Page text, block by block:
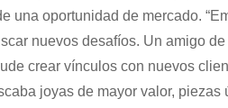
una oportunidad de mercado.
nuevos desafíos. Un amigo
crear vínculos con nuevos
joyas de mayor valor,